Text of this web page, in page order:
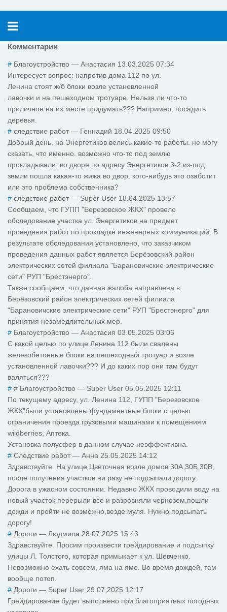
Комментарии
# Благоустройство — Анастасия 13.03.2025 07:34
Интересует вопрос: напротив дома 112 по ул.
Ленина стоят ж/б блоки возле установленной
лавочки и на пешеходном тротуаре. Нельзя ли что-то
приличное на их месте придумать??? Например, посадить
деревья.
# следствие работ — Геннадий 18.04.2025 09:50
Добрый день. на Энергетиков велись какие-то работы. не могу
сказать, что именно. возможно что-то под землю
прокладывали. во дворе по адресу Энергетиков 3-2 из-под
земли пошла какая-то жижа во двор. кого-нибудь это озаботит
или это проблема собственника?
# следствие работ — Super User 18.04.2025 13:57
Сообщаем, что ГУПП "Березовское ЖКХ" провело
обследование участка ул. Энергетиков на предмет
проведения работ по прокладке инженерных коммуникаций. В
результате обследования установлено, что заказчиком
проведения данных работ является Берёзовский район
электрических сетей филиала "Барановичские электрические
сети" РУП "Брестэнерго".
Также сообщаем, что данная жалоба направлена в
Берёзовский район электрических сетей филиала
"Барановичские электрические сети" РУП "Брестэнерго" для
принятия незамедлительных мер.
# Благоустройство — Анастасия 03.05.2025 03:06
С какой целью по улице Ленина 112 были свалены
железобетонные блоки на пешеходный тротуар и возле
установленной лавочки??? И до каких пор они там будут
валяться???
# # Благоустройство — Super User 05.05.2025 12:11
По текущему адресу, ул. Ленина 112, ГУПП "Березовское
ЖКХ"были установлены фундаментные блоки с целью
ограничения проезда грузовыми машинами к помещениям
wildberries, Аптека.
Установка полусфер в данном случае неэффективна.
# Следствие работ — Анна 25.05.2025 14:12
Здравствуйте. На улице Цветочная возле домов 30А,30Б,30В,
после получения участков ни разу не подсыпали дорогу.
Дорога в ужасном состоянии. Недавно ЖКХ проводили воду на
новый участок перерыли все и разровняли чернозем,пошли
дожди и пройти не возможно,везде муля. Нужно подсыпать
дорогу!
# Дороги — Людмила 28.07.2025 15:43
Здравствуйте. Просим произвести грейдирование и подсыпку
улицы Л. Толстого, которая примыкает к ул. Шевченко.
Невозможно ехать совсем, яма на яме. Во время дождей, там
вообще потоп.
# Дороги — Super User 29.07.2025 12:17
Грейдирование будет выполнено при благоприятных погодных